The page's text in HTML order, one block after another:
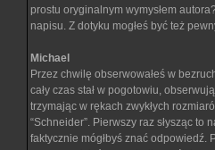
prostu oryginalnym wymysłem
napisu. Z dotyku mogłeś być też
Michael
Przez chwilę obserwowałeś w
cały czas stał w pogotowiu,
trzymając w rękach zwykłych
“Schneider”. Pierwszy raz słysząc to
faktycznie mógłbyś znać odpowiedź.